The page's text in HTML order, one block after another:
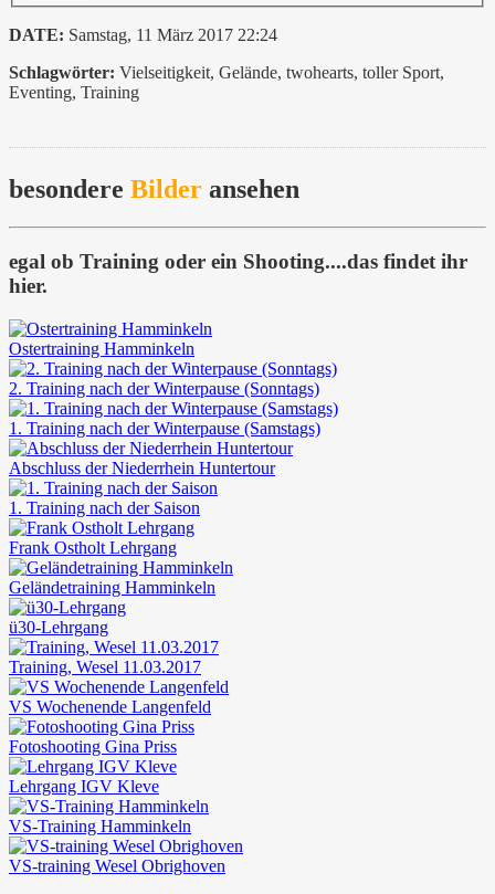
DATE: Samstag, 11 März 2017 22:24
Schlagwörter: Vielseitigkeit, Gelände, twohearts, toller Sport,
Eventing, Training
besondere Bilder ansehen
egal ob Training oder ein Shooting....das findet ihr
hier.
Ostertraining Hamminkeln
2. Training nach der Winterpause (Sonntags)
1. Training nach der Winterpause (Samstags)
Abschluss der Niederrhein Huntertour
1. Training nach der Saison
Frank Ostholt Lehrgang
Geländetraining Hamminkeln
ü30-Lehrgang
Training, Wesel 11.03.2017
VS Wochenende Langenfeld
Fotoshooting Gina Priss
Lehrgang IGV Kleve
VS-Training Hamminkeln
VS-training Wesel Obrighoven